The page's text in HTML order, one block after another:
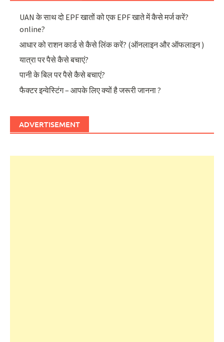
UAN के साथ दो EPF खातों को एक EPF खाते में कैसे मर्ज करें?
online?
आधार को राशन कार्ड से कैसे लिंक करें? (ऑनलाइन और ऑफलाइन )
यात्रा पर पैसे कैसे बचाएं?
पानी के बिल पर पैसे कैसे बचाएं?
फैक्टर इन्वेस्टिंग – आपके लिए क्यों है जरूरी जानना ?
ADVERTISEMENT